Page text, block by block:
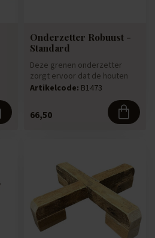
Onderzetter Robuust -
Standard
Deze grenen onderzetter
zorgt ervoor dat de houten
regenton hoger staat en de
Artikelcode: B1473
66,50